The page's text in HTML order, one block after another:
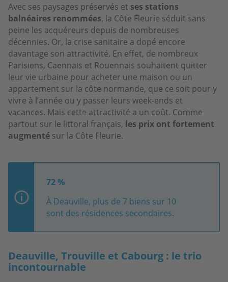
Avec ses paysages préservés et ses stations
balnéaires renommées, la Côte Fleurie séduit sans
peine les acquéreurs depuis de nombreuses
décennies. Or, la crise sanitaire a dopé encore
davantage son attractivité. En effet, de nombreux
Parisiens, Caennais et Rouennais souhaitent quitter
leur vie urbaine pour acheter une maison ou un
appartement sur la côte normande, que ce soit pour y
vivre à l’année ou y passer leurs week-ends et
vacances. Mais cette attractivité a un coût. Comme
partout sur le littoral français, les prix ont fortement
augmenté sur la Côte Fleurie.
72 %
À Deauville, plus de 7 biens sur 10
sont des résidences secondaires.
Deauville, Trouville et Cabourg : le trio
incontournable